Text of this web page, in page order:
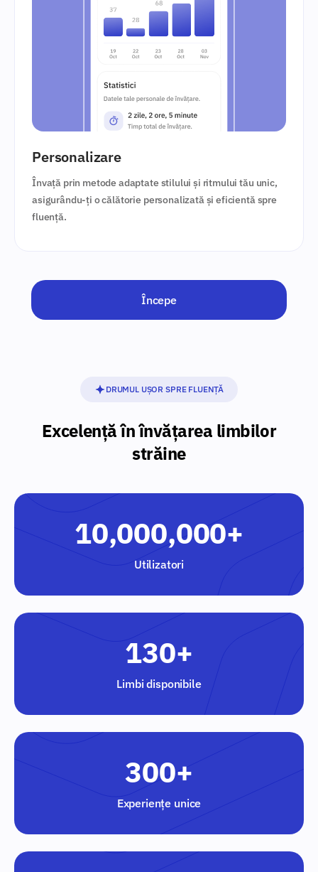
Personalizare
Învață prin metode adaptate stilului și ritmului tău unic,
asigurându-ți o călătorie personalizată și eficientă spre
fluență.
Începe
DRUMUL UȘOR SPRE FLUENȚĂ
Excelență în învățarea limbilor
străine
10,000,000+
Utilizatori
130+
Limbi disponibile
300+
Experiențe unice